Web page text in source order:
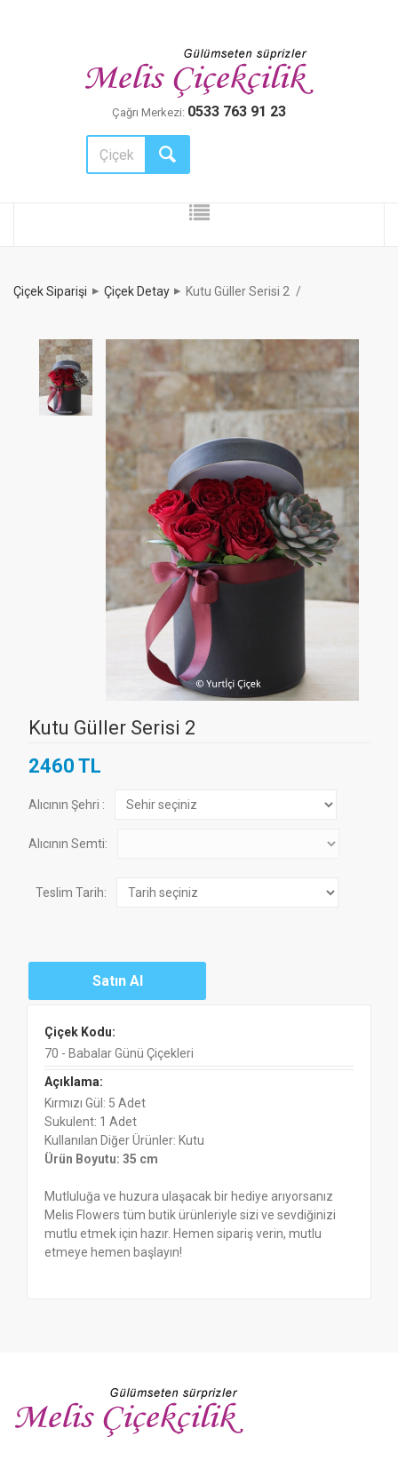
Çağrı Merkezi: 0533 763 91 23
Çiçek Siparişi Çiçek Detay Kutu Güller Serisi 2
Kutu Güller Serisi 2
2460 TL
Alıcının Şehri :
Alıcının Semti:
Teslim Tarih:
Çiçek Kodu:
70 - Babalar Günü Çiçekleri
Açıklama:
Kırmızı Gül: 5 Adet
Sukulent: 1 Adet
Kullanılan Diğer Ürünler: Kutu
Ürün Boyutu: 35 cm
Mutluluğa ve huzura ulaşacak bir hediye arıyorsanız
Melis Flowers tüm butik ürünleriyle sizi ve sevdiğinizi
mutlu etmek için hazır. Hemen sipariş verin, mutlu
etmeye hemen başlayın!